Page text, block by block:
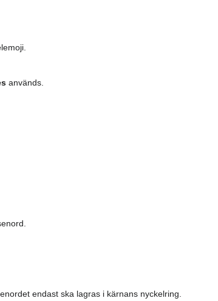
används.
endast ska lagras i kärnans nyckelring.